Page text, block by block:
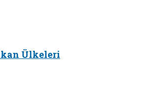
Ülkeleri